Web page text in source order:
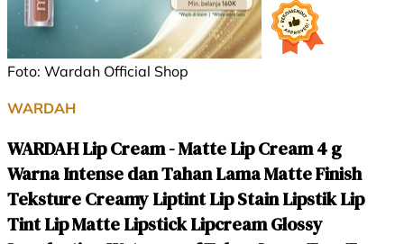
Foto: Wardah Official Shop
WARDAH
WARDAH Lip Cream - Matte Lip Cream 4 g
Warna Intense dan Tahan Lama Matte Finish
Teksture Creamy Liptint Lip Stain Lipstik Lip
Tint Lip Matte Lipstick Lipcream Glossy